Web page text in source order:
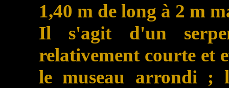
1,40 m de long à 2 m
Il s'agit d'un
relativement courte et
le museau arrondi ;